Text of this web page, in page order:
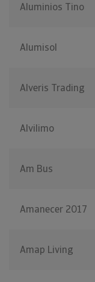
Aluminios Tino
Alumisol
Alveris Trading
Alvilimo
Am Bus
Amanecer 2017
Amap Living